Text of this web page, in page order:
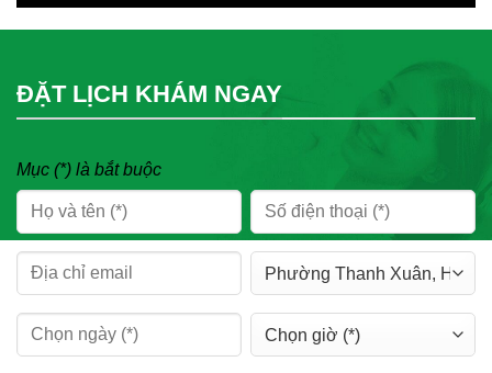
ĐẶT LỊCH KHÁM NGAY
Mục (*) là bắt buộc